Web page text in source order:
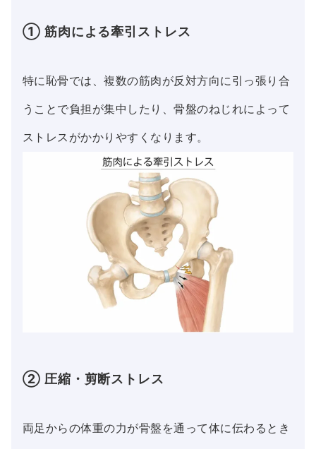
① 筋肉による牽引ストレス
特に恥骨では、複数の筋肉が反対方向に引っ張り合
うことで負担が集中したり、骨盤のねじれによって
ストレスがかかりやすくなります。
② 圧縮・剪断ストレス
両足からの体重の力が骨盤を通って体に伝わるとき